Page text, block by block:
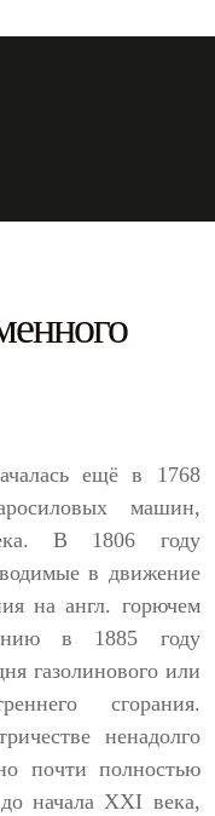
ещё в 1768
машин,
В 1806 году
в движение
на англ. горючем
в 1885 году
газолинового или
сгорания.
ненадолго
почти полностью
начала XXI века,